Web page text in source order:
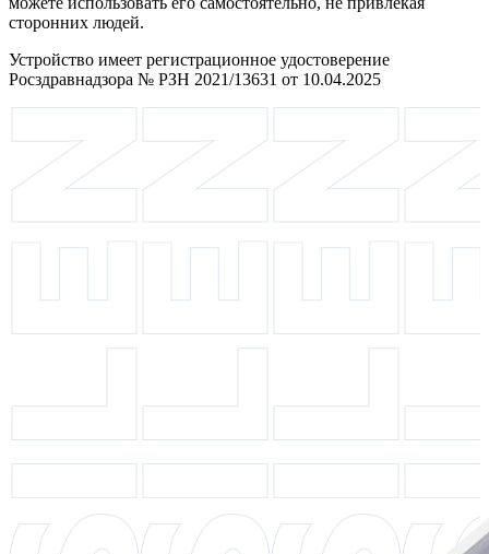
сторонних людей.
Устройство имеет регистрационное удостоверение
Росздравнадзора № РЗН 2021/13631 от 10.04.2025